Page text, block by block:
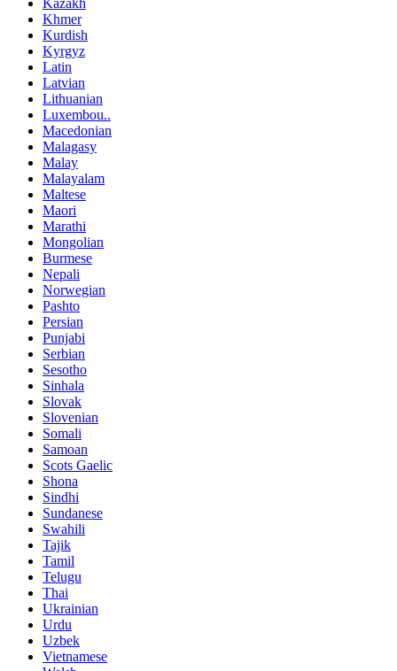
Khmer
Kurdish
Kyrgyz
Latin
Latvian
Lithuanian
Luxembou..
Macedonian
Malagasy
Malay
Malayalam
Maltese
Maori
Marathi
Mongolian
Burmese
Nepali
Norwegian
Pashto
Persian
Punjabi
Serbian
Sesotho
Sinhala
Slovak
Slovenian
Somali
Samoan
Scots Gaelic
Shona
Sindhi
Sundanese
Swahili
Tajik
Tamil
Telugu
Thai
Ukrainian
Urdu
Uzbek
Vietnamese